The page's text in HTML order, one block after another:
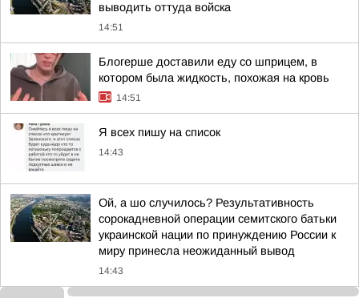
выводить оттуда войска
14:51
Блогерше доставили еду со шприцем, в
котором была жидкость, похожая на кровь
14:51
Я всех пишу на список
14:43
Ой, а шо случилось? Результативность
сорокадневной операции семитского батьки
украинской нации по принуждению России к
миру принесла неожиданный вывод
14:43